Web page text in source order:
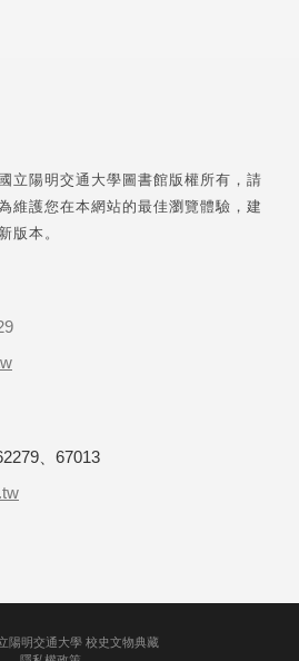
立陽明交通大學圖書館版權所有，請
維護您在本網站的最佳瀏覽體驗，建
版本。
、67013
陽明交通大學 校史文物典藏